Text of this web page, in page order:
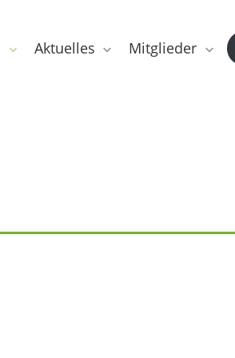
Aktuelles Mitglieder